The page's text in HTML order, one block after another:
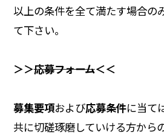
以上の条件を全て満たす場合の
て下さい。
＞＞応募フォーム＜＜
募集要項および応募条件に当て
共に切磋琢磨していける方から